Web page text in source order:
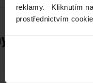
reklamy. Kliknutím
prostřednictvím
a služby